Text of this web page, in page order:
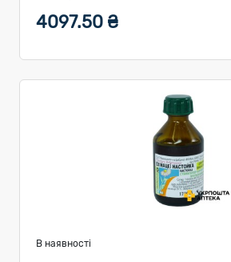
4097.50 ₴
В наявності